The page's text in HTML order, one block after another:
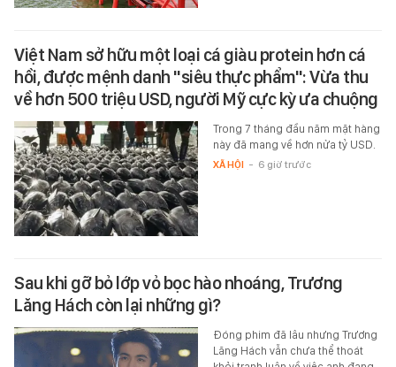
Việt Nam sở hữu một loại cá giàu protein hơn cá
hồi, được mệnh danh "siêu thực phẩm": Vừa thu
về hơn 500 triệu USD, người Mỹ cực kỳ ưa chuộng
Trong 7 tháng đầu năm mặt hàng
này đã mang về hơn nửa tỷ USD.
XÃ HỘI - 6 giờ trước
Sau khi gỡ bỏ lớp vỏ bọc hào nhoáng, Trương
Lăng Hách còn lại những gì?
Đóng phim đã lâu nhưng Trương
Lăng Hách vẫn chưa thể thoát